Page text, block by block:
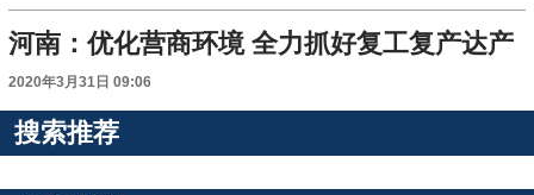
河南：优化营商环境 全力抓好复工复产达产
2020年3月31日 09:06
搜索推荐